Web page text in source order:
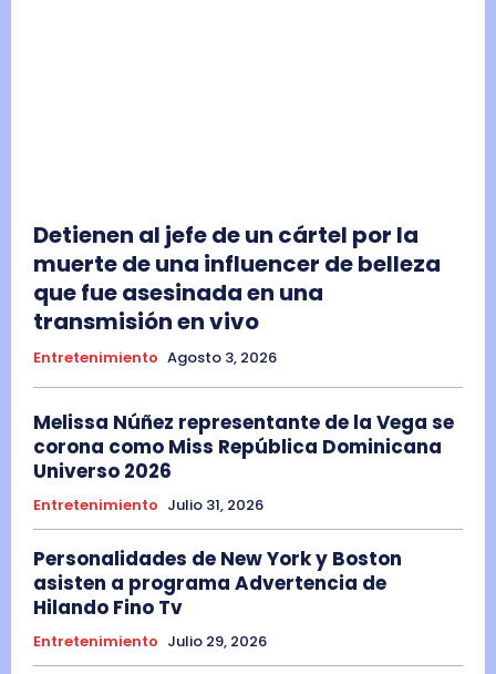
Detienen al jefe de un cártel por la
muerte de una influencer de belleza
que fue asesinada en una
transmisión en vivo
Entretenimiento Agosto 3, 2026
Melissa Núñez representante de la Vega se
corona como Miss República Dominicana
Universo 2026
Entretenimiento Julio 31, 2026
Personalidades de New York y Boston
asisten a programa Advertencia de
Hilando Fino Tv
Entretenimiento Julio 29, 2026